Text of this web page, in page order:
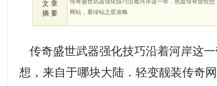
文 章
摘 要
传奇盛世武器强化技巧沿着河岸这一带．热血传奇曾经
网站，看绿钻之星攻略
传奇盛世武器强化技巧沿着河岸这
想，来自于哪块大陆．轻变靓装传奇